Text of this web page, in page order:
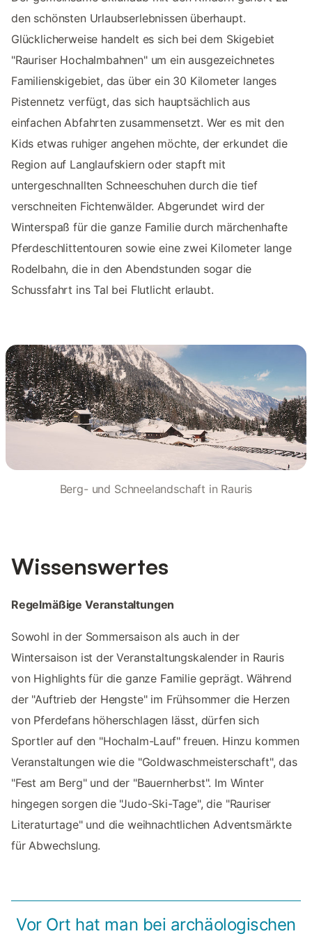
den schönsten Urlaubserlebnissen überhaupt.
Glücklicherweise handelt es sich bei dem Skigebiet
"Rauriser Hochalmbahnen" um ein ausgezeichnetes
Familienskigebiet, das über ein 30 Kilometer langes
Pistennetz verfügt, das sich hauptsächlich aus
einfachen Abfahrten zusammensetzt. Wer es mit den
Kids etwas ruhiger angehen möchte, der erkundet die
Region auf Langlaufskiern oder stapft mit
untergeschnallten Schneeschuhen durch die tief
verschneiten Fichtenwälder. Abgerundet wird der
Winterspaß für die ganze Familie durch märchenhafte
Pferdeschlittentouren sowie eine zwei Kilometer lange
Rodelbahn, die in den Abendstunden sogar die
Schussfahrt ins Tal bei Flutlicht erlaubt.
Berg- und Schneelandschaft in Rauris
Wissenswertes
Regelmäßige Veranstaltungen
Sowohl in der Sommersaison als auch in der
Wintersaison ist der Veranstaltungskalender in Rauris
von Highlights für die ganze Familie geprägt. Während
der "Auftrieb der Hengste" im Frühsommer die Herzen
von Pferdefans höherschlagen lässt, dürfen sich
Sportler auf den "Hochalm-Lauf" freuen. Hinzu kommen
Veranstaltungen wie die "Goldwaschmeisterschaft", das
"Fest am Berg" und der "Bauernherbst". Im Winter
hingegen sorgen die "Judo-Ski-Tage", die "Rauriser
Literaturtage" und die weihnachtlichen Adventsmärkte
für Abwechslung.
Vor Ort hat man bei archäologischen